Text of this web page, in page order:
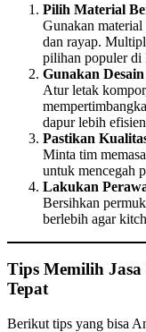
Pilih Material
Gunakan material
dan rayap.
pilihan populer di
Gunakan
Atur letak
dapur lebih
Pastikan
Minta tim
untuk mencegah
Lakukan
Bersihkan
berlebih agar
Tips Memilih
Tepat
Berikut tips yang bisa